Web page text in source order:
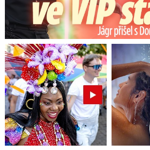
mořem. Z víkendu bude více
hned v sobotu, ale mnoho
nepřinese ani počátek příštího
Jak bude u vás? Sledujte radar
Přechod studené fronty v